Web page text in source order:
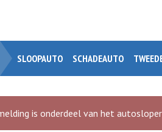
SLOOPAUTO SCHADEAUTO
is onderdeel van het